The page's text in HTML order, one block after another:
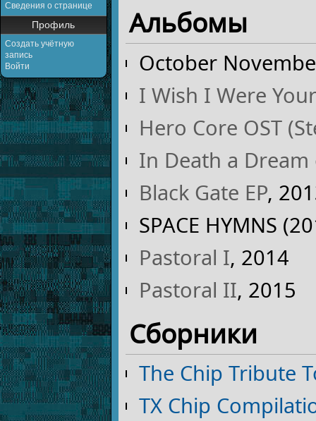
Сведения о странице
Профиль
Создать учётную
запись
Войти
Альбомы
October
I Wish I Were
Hero Core OST
In Death a
Black Gate EP,
SPACE HYMNS
Pastoral I, 2014
Pastoral II, 2015
Сборники
The Chip Tribute
TX Chip